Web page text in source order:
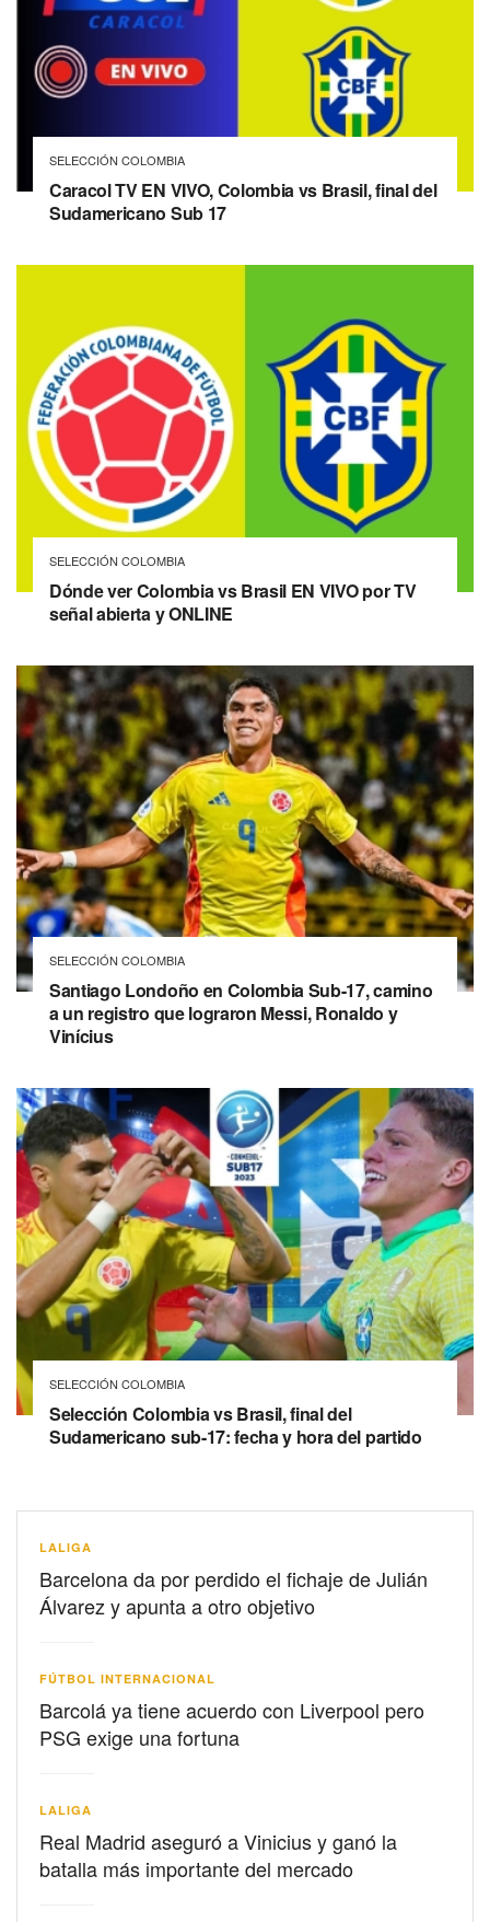
SELECCIÓN COLOMBIA
Caracol TV EN VIVO, Colombia vs Brasil, final del
Sudamericano Sub 17
SELECCIÓN COLOMBIA
Dónde ver Colombia vs Brasil EN VIVO por TV
señal abierta y ONLINE
SELECCIÓN COLOMBIA
Santiago Londoño en Colombia Sub-17, camino
a un registro que lograron Messi, Ronaldo y
Vinícius
SELECCIÓN COLOMBIA
Selección Colombia vs Brasil, final del
Sudamericano sub-17: fecha y hora del partido
LALIGA
Barcelona da por perdido el fichaje de Julián
Álvarez y apunta a otro objetivo
FÚTBOL INTERNACIONAL
Barcolá ya tiene acuerdo con Liverpool pero
PSG exige una fortuna
LALIGA
Real Madrid aseguró a Vinicius y ganó la
batalla más importante del mercado